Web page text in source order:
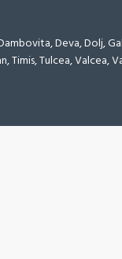
Deva, Dolj,
Timis, Tulcea, Valcea,